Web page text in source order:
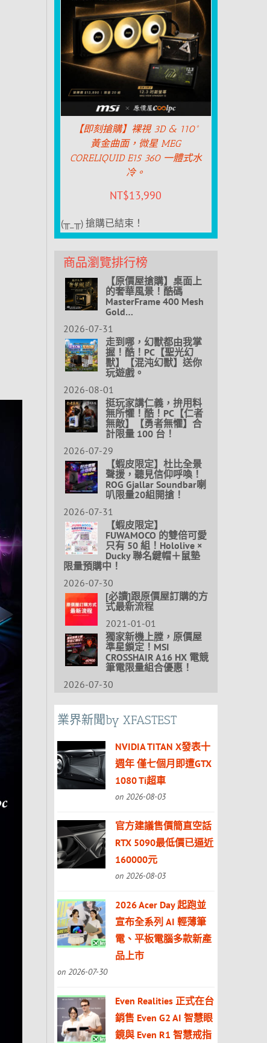
【即刻搶購】裸視 3D & 110°
黃金曲面，微星 MEG
CORELIQUID E15 360 一體式水
冷。
NT$13,990
(╥_╥) 搶購已結束！
商品瀏覽排行榜
【原價屋搶購】桌面上
的奢華風景！酷碼
MasterFrame 400 Mesh
Gold…
2026-07-31
走到哪，幻獸都由我掌
握！酷！PC【聖光幻
獸】【混沌幻獸】送你
玩遊戲。
2026-08-01
挺玩家講仁義，拚用料
無所懼！酷！PC【仁者
無敵】【勇者無懼】合
計限量 100 台！
2026-07-29
【蝦皮限定】杜比全景
聲援，聽見信仰呼喚！
ROG Gjallar Soundbar喇
叭限量20組開搶！
2026-07-31
【蝦皮限定】
FUWAMOCO 的雙倍可愛
只有 50 組！Hololive ×
Ducky 聯名鍵帽＋鼠墊
限量預購中！
2026-07-30
[必讀]跟原價屋訂購的方
式最新流程
2021-01-01
獨家新機上膛，原價屋
準星鎖定！MSI
CROSSHAIR A16 HX 電競
筆電限量組合優惠！
2026-07-30
業界新聞by XFASTEST
NVIDIA TITAN X發表十
週年 僅七個月即遭GTX
1080 Ti超車
on 2026-08-03
官方建議售價簡直空話
RTX 5090最低價已逼近
160000元
on 2026-08-03
2026 Acer Day 起跑並
宣布全系列 AI 輕薄筆
電、平板電腦多款新產
品上市
on 2026-07-30
Even Realities 正式在台
銷售 Even G2 AI 智慧眼
鏡與 Even R1 智慧戒指